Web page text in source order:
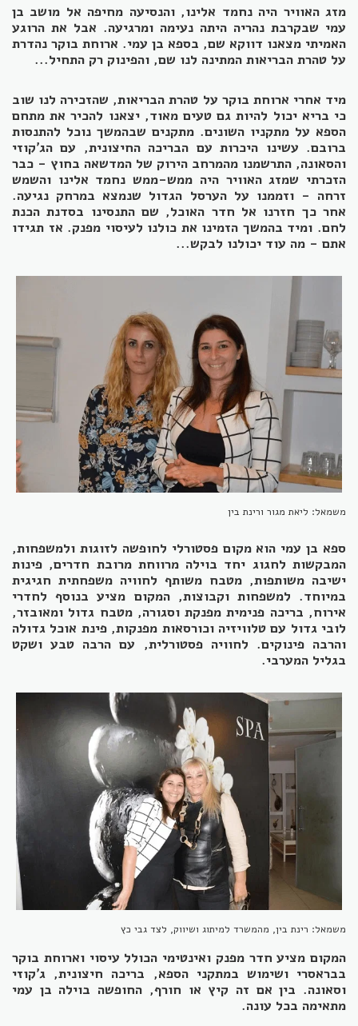
מזג האוויר היה נחמד אלינו, והנסיעה מחיפה אל מושב בן
עמי שבקרבת נהריה היתה נעימה ומרגיעה. אבל את הרוגע
האמיתי מצאנו דווקא שם, בספא בן עמי. ארוחת בוקר נהדרת
על טהרת הבריאות המתינה לנו שם, והפינוק רק התחיל...
מיד אחרי ארוחת בוקר על טהרת הבריאות, שהזכירה לנו שוב
כי בריא יכול להיות גם טעים מאוד, יצאנו להכיר את מתחם
הספא על מתקניו השונים. מתקנים שבהמשך נוכל להתנסות
ברובם. עשינו היכרות עם הבריכה החיצונית, עם הג'קוזי
והסאונה, התרשמנו מהמרחב הירוק של המדשאה בחוץ - כבר
הזכרתי שמזג האוויר היה ממש-ממש נחמד אלינו והשמש
זרחה - וזממנו על הערסל הגדול שנמצא במרחק נגיעה.
אחר כך חזרנו אל חדר האוכל, שם התנסינו בסדנת הכנת
לחם. ומיד בהמשך הזמינו את כולנו לעיסוי מפנק. אז תגידו
אתם - מה עוד יכולנו לבקש...
משמאל: ליאת מגור ורינת בין
ספא בן עמי הוא מקום פסטורלי לחופשה לזוגות ולמשפחות,
המבקשות לחגוג יחד בוילה מרווחת מרובת חדרים, פינות
ישיבה משותפות, מטבח משותף לחוויה משפחתית חגיגית
במיוחד. למשפחות וקבוצות, המקום מציע בנוסף לחדרי
אירוח, בריכה פנימית מפנקת וסגורה, מטבח גדול ומאובזר,
לובי גדול עם טלוויזיה וכורסאות מפנקות, פינת אוכל גדולה
והרבה פינוקים. לחוויה פסטורלית, עם הרבה טבע ושקט
בגליל המערבי.
משמאל: רינת בין, מהמשרד למיתוג ושיווק, לצד גבי כץ
המקום מציע חדר מפנק ואינטימי הכולל עיסוי וארוחת בוקר
בבראסרי ושימוש במתקני הספא, בריכה חיצונית, ג'קוזי
וסאונה. בין אם זה קיץ או חורף, החופשה בוילה בן עמי
מתאימה בכל עונה.